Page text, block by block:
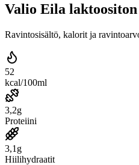
Valio Eila
Ravintosisältö, kalorit ja
52
kcal/100ml
3,2g
Proteiini
3,1g
Hiilihydraatit